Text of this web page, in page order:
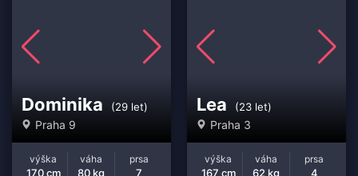
Dominika (29 let)
Praha 9
výška
170 cm
váha
80 kg
prsa
7
Lea (23 let)
Praha 3
výška
167 cm
váha
62 kg
prsa
4